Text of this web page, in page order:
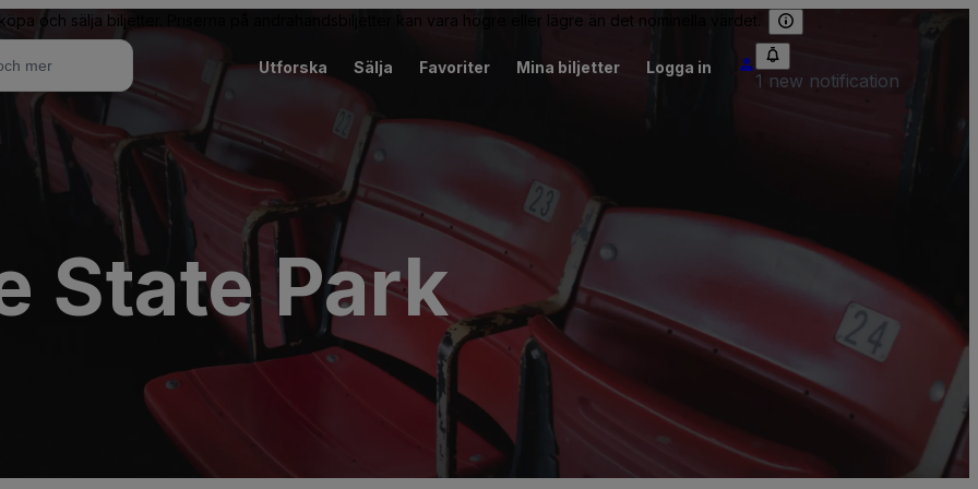
och sälja biljetter. Priserna på andrahandsbiljetter kan vara högre eller lägre än det nominella värdet.
Utforska Sälja Favoriter Mina biljetter Logga in
1 new notification
State Park